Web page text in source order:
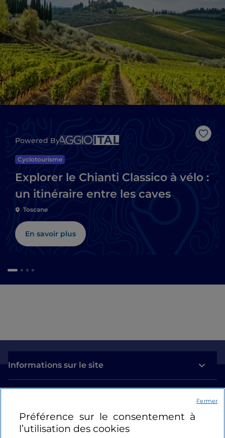
Powered By
Cyclotourisme
Explorer le Chianti Classico à vélo :
un itinéraire entre les caves
Toscane
En savoir plus
Informations sur le site
Se connecter
Préférence sur le consentement à
l’utilisation des cookies
Fermer